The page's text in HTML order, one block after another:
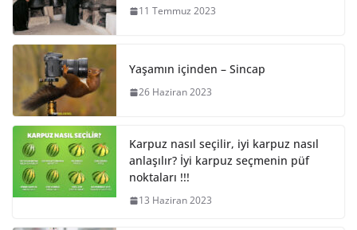
11 Temmuz 2023
Yaşamın içinden – Sincap
26 Haziran 2023
Karpuz nasıl seçilir, iyi karpuz nasıl
anlaşılır? İyi karpuz seçmenin püf
noktaları !!!
13 Haziran 2023